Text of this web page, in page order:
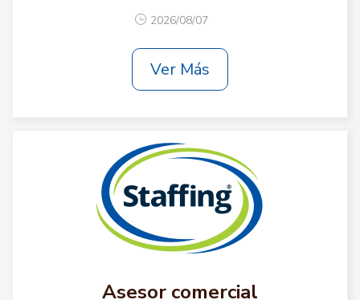
2026/08/07
Ver Más
Asesor comercial